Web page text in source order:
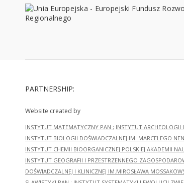
PARTNERSHIP:
Website created by
INSTYTUT MATEMATYCZNY PAN ; INSTYTUT ARCHEOLOGII
INSTYTUT BIOLOGII DOŚWIADCZALNEJ IM. MARCELEGO
INSTYTUT CHEMII BIOORGANICZNEJ POLSKIEJ AKADEMII
INSTYTUT GEOGRAFII I PRZESTRZENNEGO
DOŚWIADCZALNEJ I KLINICZNEJ IM.MIROSŁAWA